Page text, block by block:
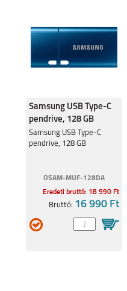
SAMSUNG GALAXY
SAMSUNG GALAXY
SAMSUNG GALAXY
S25 PLUS
S25 ULTRA
SAMSUNG GALAXY
S25
SAMSUNG GALAXY
A16 5G
Samsung USB Type-C
pendrive, 128 GB
Samsung USB Type-C
pendrive, 128 GB
OSAM-MUF-128DA
Eredeti bruttó: 18 990 Ft
Bruttó: 16 990 Ft